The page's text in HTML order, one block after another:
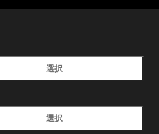
選択
選択